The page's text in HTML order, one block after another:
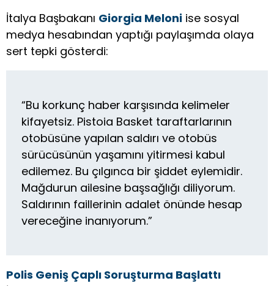
İtalya Başbakanı Giorgia Meloni ise sosyal
medya hesabından yaptığı paylaşımda olaya
sert tepki gösterdi:
“Bu korkunç haber karşısında kelimeler
kifayetsiz. Pistoia Basket taraftarlarının
otobüsüne yapılan saldırı ve otobüs
sürücüsünün yaşamını yitirmesi kabul
edilemez. Bu çılgınca bir şiddet eylemidir.
Mağdurun ailesine başsağlığı diliyorum.
Saldırının faillerinin adalet önünde hesap
vereceğine inanıyorum.”
Polis Geniş Çaplı Soruşturma Başlattı